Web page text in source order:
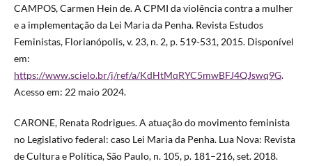
CAMPOS, Carmen Hein de. A CPMI da violência contra a mulher
e a implementação da Lei Maria da Penha. Revista Estudos
Feministas, Florianópolis, v. 23, n. 2, p. 519-531, 2015. Disponível
em:
https://www.scielo.br/j/ref/a/KdHtMqRYC5mwBFJ4QJswq9G.
Acesso em: 22 maio 2024.
CARONE, Renata Rodrigues. A atuação do movimento feminista
no Legislativo federal: caso Lei Maria da Penha. Lua Nova: Revista
de Cultura e Política, São Paulo, n. 105, p. 181–216, set. 2018.